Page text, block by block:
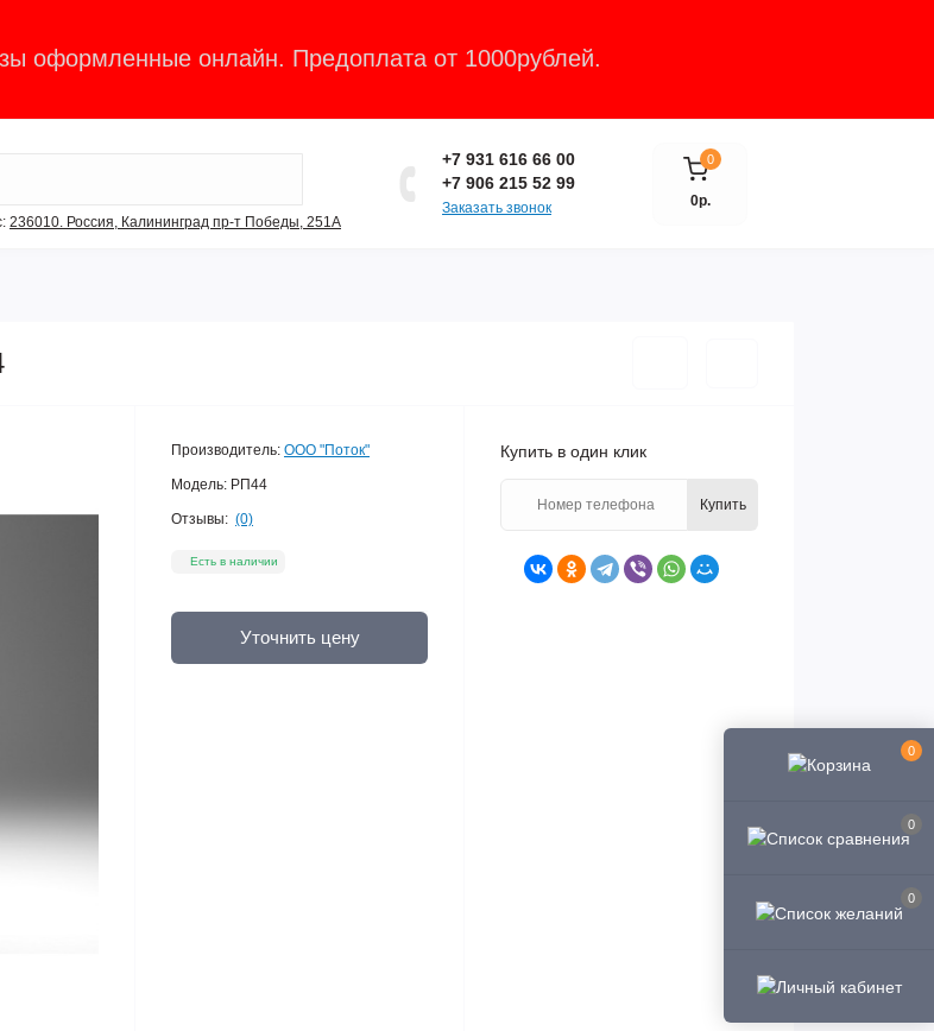
0
0
0
оформленные онлайн. Предоплата от 1000рублей.
236010. Россия, Калининград пр-т Победы, 251А
+7 931 616 66 00
+7 906 215 52 99
Заказать звонок
0
0р.
Производитель: ООО "Поток"
Модель: РП44
Отзывы: (0)
Есть в наличии
Уточнить цену
Купить в один клик
Купить